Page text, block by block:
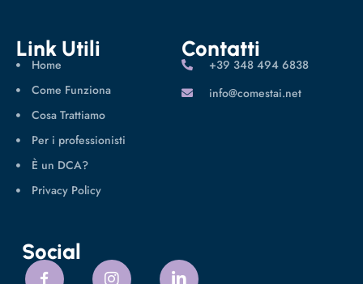
Link Utili
Home
Come Funziona
Cosa Trattiamo
Per i professionisti
È un DCA?
Privacy Policy
Contatti
‪+39 348 494 6838
info@comestai.net
Social